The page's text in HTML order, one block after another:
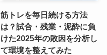
筋トレを毎日続ける方法
は？試合・残業・泥酔に負
けた2025年の敗因を分析し
て環境を整えてみた